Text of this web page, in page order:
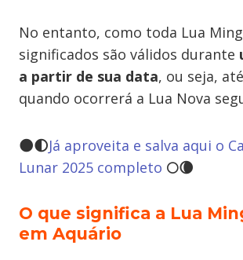
No entanto, como toda Lua
significados são válidos durante
a partir de sua data, ou seja,
quando ocorrerá a Lua Nova
🌑🌓Já aproveita e salva aqui o
Lunar 2025 completo 🌕🌘
O que significa a Lua
em Aquário